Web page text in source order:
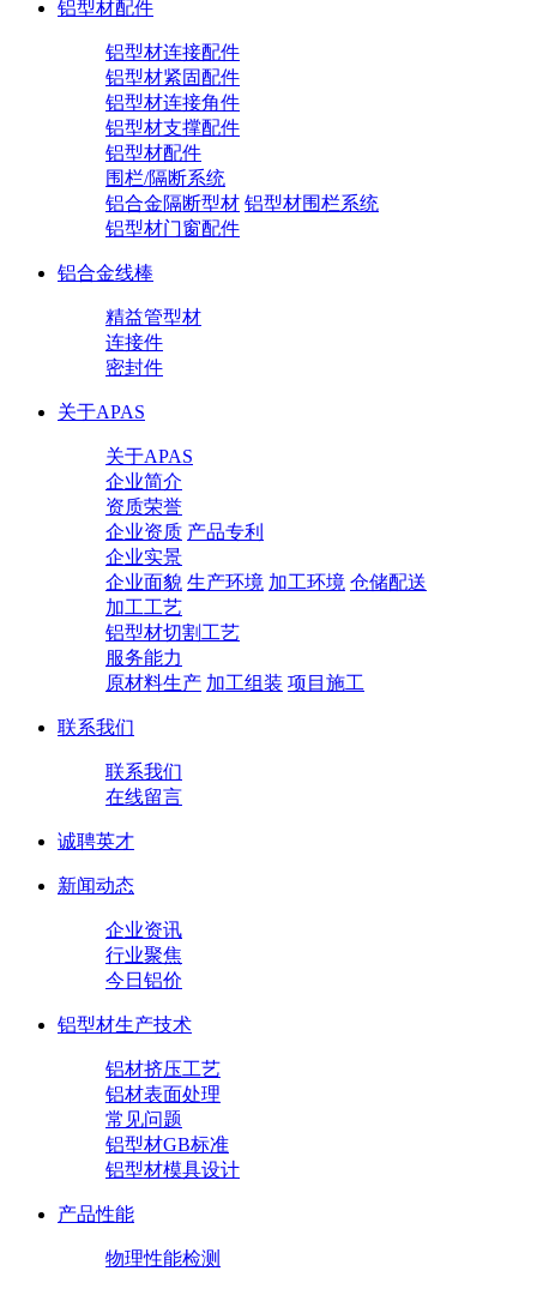
铝型材配件
铝型材连接配件
铝型材紧固配件
铝型材连接角件
铝型材支撑配件
铝型材配件
围栏/隔断系统
铝合金隔断型材 铝型材围栏系统
铝型材门窗配件
铝合金线棒
精益管型材
连接件
密封件
关于APAS
关于APAS
企业简介
资质荣誉
企业资质 产品专利
企业实景
企业面貌 生产环境 加工环境 仓储配送
加工工艺
铝型材切割工艺
服务能力
原材料生产 加工组装 项目施工
联系我们
联系我们
在线留言
诚聘英才
新闻动态
企业资讯
行业聚焦
今日铝价
铝型材生产技术
铝材挤压工艺
铝材表面处理
常见问题
铝型材GB标准
铝型材模具设计
产品性能
物理性能检测